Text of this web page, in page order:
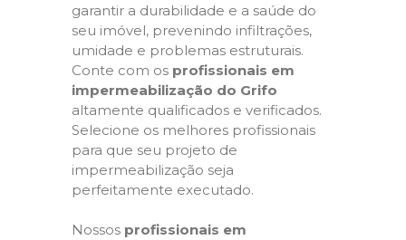
garantir a durabilidade e a saúde do
seu imóvel, prevenindo infiltrações,
umidade e problemas estruturais.
Conte com os profissionais em
impermeabilização do Grifo
altamente qualificados e verificados.
Selecione os melhores profissionais
para que seu projeto de
impermeabilização seja
perfeitamente executado.
Nossos profissionais em